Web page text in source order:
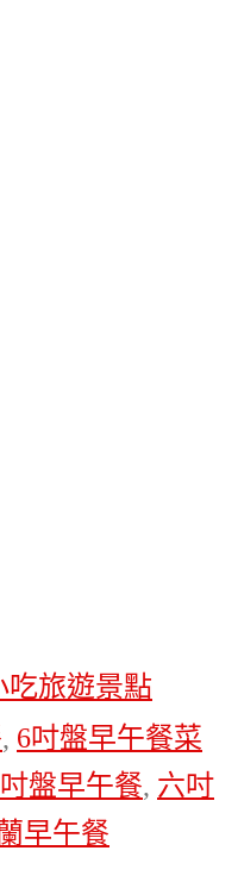
吃旅遊景點
, 6吋盤早午餐菜
盤早午餐, 六吋
早午餐